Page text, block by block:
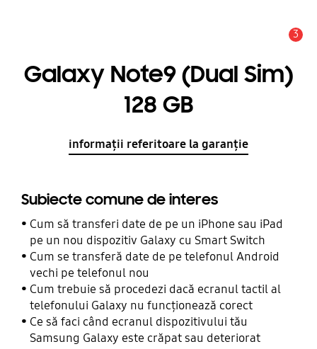
3
Galaxy Note9 (Dual Sim)
128 GB
informații referitoare la garanție
Subiecte comune de interes
Cum să transferi date de pe un iPhone sau iPad
pe un nou dispozitiv Galaxy cu Smart Switch
Cum se transferă date de pe telefonul Android
vechi pe telefonul nou
Cum trebuie să procedezi dacă ecranul tactil al
telefonului Galaxy nu funcționează corect
Ce să faci când ecranul dispozitivului tău
Samsung Galaxy este crăpat sau deteriorat